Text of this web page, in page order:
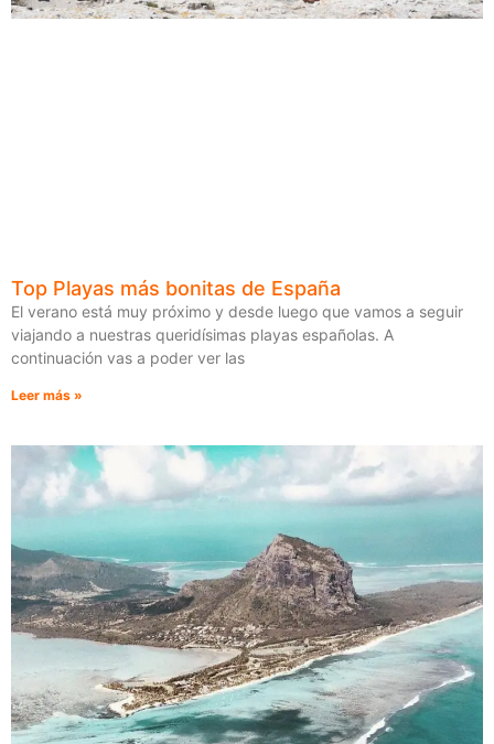
Top Playas más bonitas de España
El verano está muy próximo y desde luego que vamos a seguir
viajando a nuestras queridísimas playas españolas. A
continuación vas a poder ver las
Leer más »